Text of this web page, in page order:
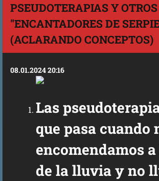
PSEUDOTERAPIAS Y OTROS
"ENCANTADORES DE
(ACLARANDO CONCEPTOS)
08.01.2024 20:16
Las
que pasa cuando
encomendamos
de la lluvia y no